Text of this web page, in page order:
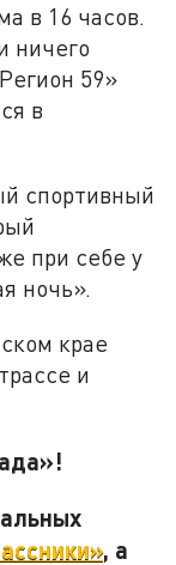
в 16 часов.
ничего
59»
в
спортивный
при себе у
ночь».
крае
и
, а